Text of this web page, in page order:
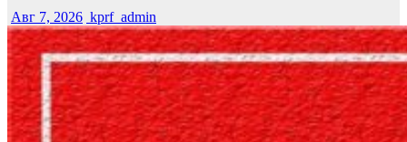
Авг 7, 2026 kprf_admin